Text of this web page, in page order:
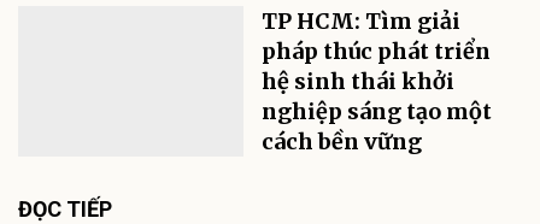
TP HCM: Tìm giải
pháp thúc phát triển
hệ sinh thái khởi
nghiệp sáng tạo một
cách bền vững
ĐỌC TIẾP